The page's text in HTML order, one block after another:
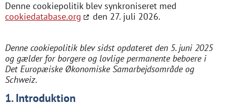
Denne cookiepolitik blev synkroniseret med
cookiedatabase.org
den 27. juli 2026.
Denne cookiepolitik blev sidst opdateret den 5. juni 2025
og gælder for borgere og lovlige permanente beboere i
Det Europæiske Økonomiske Samarbejdsområde og
Schweiz.
1. Introduktion